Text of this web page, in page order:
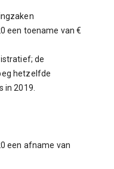
een toename van €
de
hetzelfde
in 2019.
een afname van